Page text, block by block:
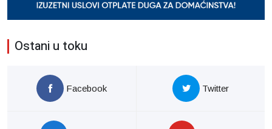
Ostani u toku
Facebook Twitter